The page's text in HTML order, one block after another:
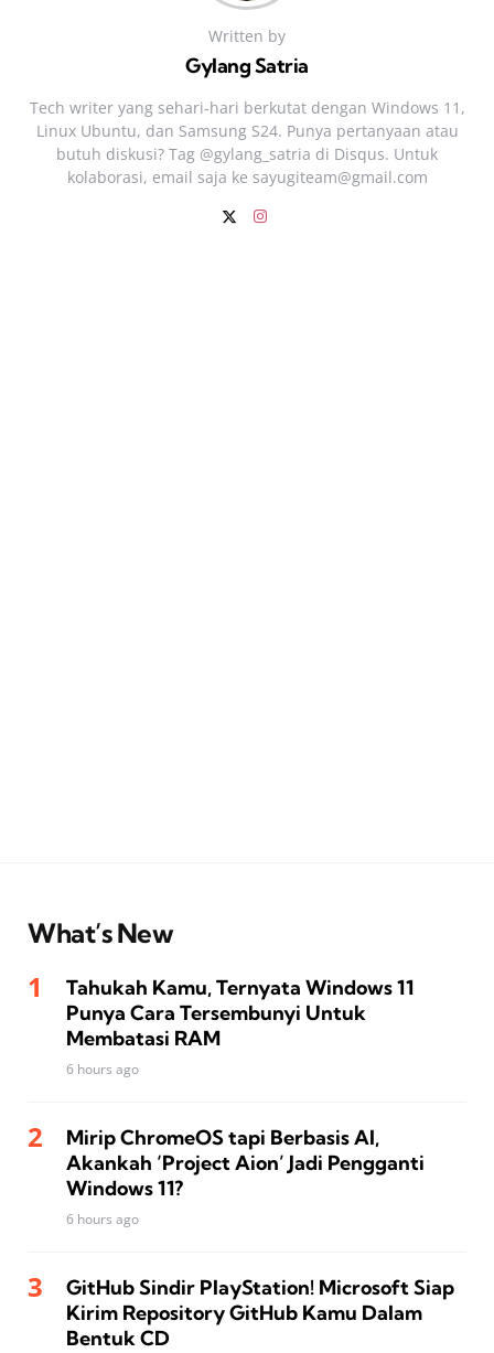
Written by
Gylang Satria
Tech writer yang sehari‑hari berkutat dengan Windows 11,
Linux Ubuntu, dan Samsung S24. Punya pertanyaan atau
butuh diskusi? Tag @gylang_satria di Disqus. Untuk
kolaborasi, email saja ke sayugiteam@gmail.com
What’s New
Tahukah Kamu, Ternyata Windows 11
Punya Cara Tersembunyi Untuk
Membatasi RAM
6 hours ago
Mirip ChromeOS tapi Berbasis AI,
Akankah ‘Project Aion’ Jadi Pengganti
Windows 11?
6 hours ago
GitHub Sindir PlayStation! Microsoft Siap
Kirim Repository GitHub Kamu Dalam
Bentuk CD